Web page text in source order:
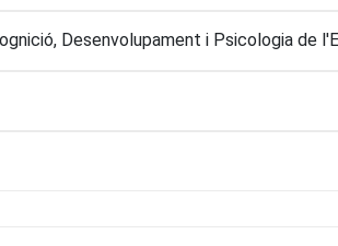
Desenvolupament i Psicologia de